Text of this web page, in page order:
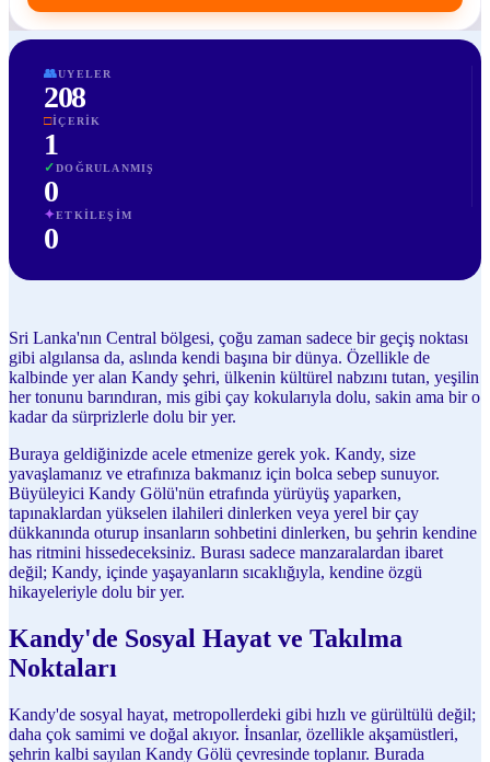
👥UYELER
208
□İÇERIK
1
✓DOĞRULANMIŞ
0
✦ETKILEŞIM
0
Sri Lanka'nın Central bölgesi, çoğu zaman sadece bir geçiş noktası
gibi algılansa da, aslında kendi başına bir dünya. Özellikle de
kalbinde yer alan Kandy şehri, ülkenin kültürel nabzını tutan, yeşilin
her tonunu barındıran, mis gibi çay kokularıyla dolu, sakin ama bir o
kadar da sürprizlerle dolu bir yer.
Buraya geldiğinizde acele etmenize gerek yok. Kandy, size
yavaşlamanız ve etrafınıza bakmanız için bolca sebep sunuyor.
Büyüleyici Kandy Gölü'nün etrafında yürüyüş yaparken,
tapınaklardan yükselen ilahileri dinlerken veya yerel bir çay
dükkanında oturup insanların sohbetini dinlerken, bu şehrin kendine
has ritmini hissedeceksiniz. Burası sadece manzaralardan ibaret
değil; Kandy, içinde yaşayanların sıcaklığıyla, kendine özgü
hikayeleriyle dolu bir yer.
Kandy'de Sosyal Hayat ve Takılma
Noktaları
Kandy'de sosyal hayat, metropollerdeki gibi hızlı ve gürültülü değil;
daha çok samimi ve doğal akıyor. İnsanlar, özellikle akşamüstleri,
şehrin kalbi sayılan Kandy Gölü çevresinde toplanır. Burada